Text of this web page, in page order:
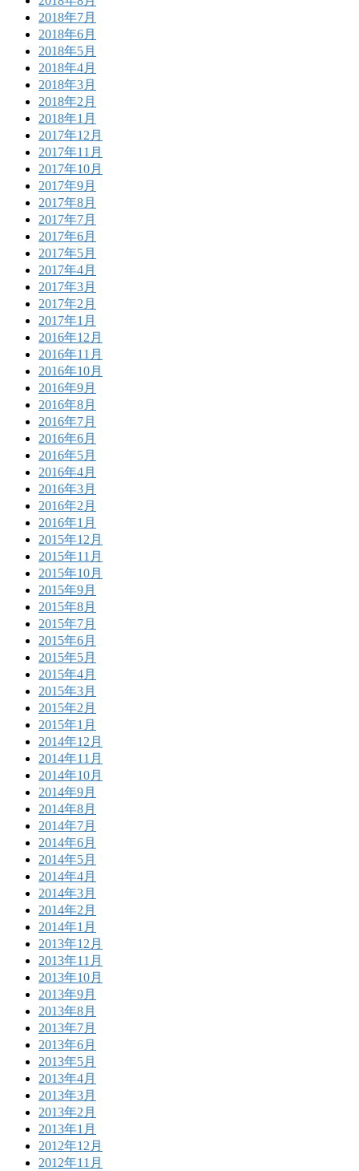
2018年7月
2018年6月
2018年5月
2018年4月
2018年3月
2018年2月
2018年1月
2017年12月
2017年11月
2017年10月
2017年9月
2017年8月
2017年7月
2017年6月
2017年5月
2017年4月
2017年3月
2017年2月
2017年1月
2016年12月
2016年11月
2016年10月
2016年9月
2016年8月
2016年7月
2016年6月
2016年5月
2016年4月
2016年3月
2016年2月
2016年1月
2015年12月
2015年11月
2015年10月
2015年9月
2015年8月
2015年7月
2015年6月
2015年5月
2015年4月
2015年3月
2015年2月
2015年1月
2014年12月
2014年11月
2014年10月
2014年9月
2014年8月
2014年7月
2014年6月
2014年5月
2014年4月
2014年3月
2014年2月
2014年1月
2013年12月
2013年11月
2013年10月
2013年9月
2013年8月
2013年7月
2013年6月
2013年5月
2013年4月
2013年3月
2013年2月
2013年1月
2012年12月
2012年11月